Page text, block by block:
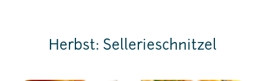
Herbst: Sellerieschnitzel